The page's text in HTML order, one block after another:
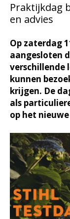
Praktijkdag
en advies
Op zaterdag
aangesloten
verschillende
kunnen
krijgen. De
als
op het